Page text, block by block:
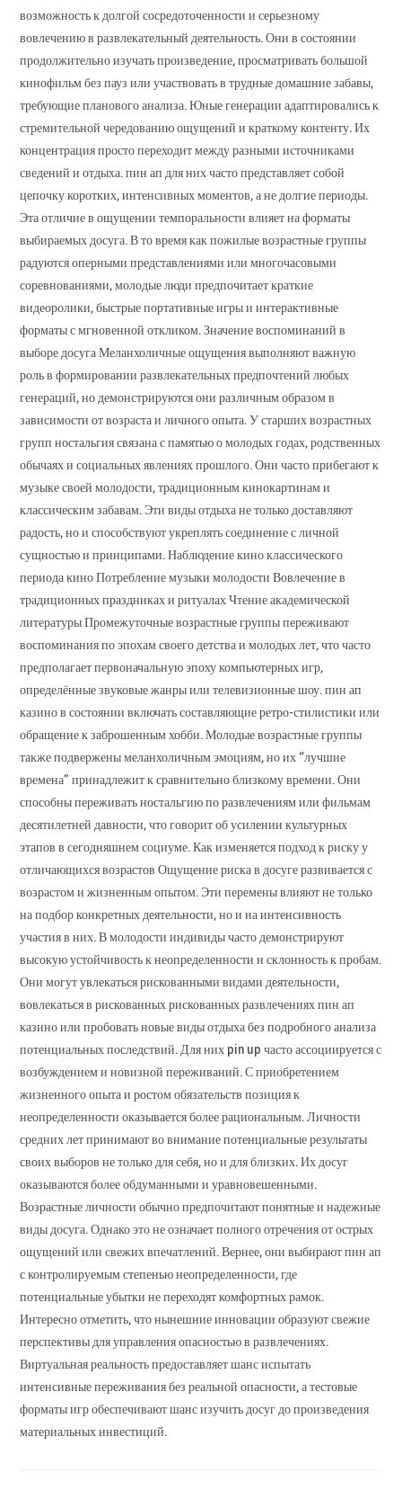
возможность к долгой сосредоточенности и серьезному
вовлечению в развлекательный деятельность. Они в состоянии
продолжительно изучать произведение, просматривать большой
кинофильм без пауз или участвовать в трудные домашние забавы,
требующие планового анализа. Юные генерации адаптировались к
стремительной чередованию ощущений и краткому контенту. Их
концентрация просто переходит между разными источниками
сведений и отдыха. пин ап для них часто представляет собой
цепочку коротких, интенсивных моментов, а не долгие периоды.
Эта отличие в ощущении темпоральности влияет на форматы
выбираемых досуга. В то время как пожилые возрастные группы
радуются оперными представлениями или многочасовыми
соревнованиями, молодые люди предпочитает краткие
видеоролики, быстрые портативные игры и интерактивные
форматы с мгновенной откликом. Значение воспоминаний в
выборе досуга Меланхоличные ощущения выполняют важную
роль в формировании развлекательных предпочтений любых
генераций, но демонстрируются они различным образом в
зависимости от возраста и личного опыта. У старших возрастных
групп ностальгия связана с памятью о молодых годах, родственных
обычаях и социальных явлениях прошлого. Они часто прибегают к
музыке своей молодости, традиционным кинокартинам и
классическим забавам. Эти виды отдыха не только доставляют
радость, но и способствуют укреплять соединение с личной
сущностью и принципами. Наблюдение кино классического
периода кино Потребление музыки молодости Вовлечение в
традиционных праздниках и ритуалах Чтение академической
литературы Промежуточные возрастные группы переживают
воспоминания по эпохам своего детства и молодых лет, что часто
предполагает первоначальную эпоху компьютерных игр,
определённые звуковые жанры или телевизионные шоу. пин ап
казино в состоянии включать составляющие ретро-стилистики или
обращение к заброшенным хобби. Молодые возрастные группы
также подвержены меланхоличным эмоциям, но их “лучшие
времена” принадлежит к сравнительно близкому времени. Они
способны переживать ностальгию по развлечениям или фильмам
десятилетней давности, что говорит об усилении культурных
этапов в сегодняшнем социуме. Как изменяется подход к риску у
отличающихся возрастов Ощущение риска в досуге развивается с
возрастом и жизненным опытом. Эти перемены влияют не только
на подбор конкретных деятельности, но и на интенсивность
участия в них. В молодости индивиды часто демонстрируют
высокую устойчивость к неопределенности и склонность к пробам.
Они могут увлекаться рискованными видами деятельности,
вовлекаться в рискованных рискованных развлечениях пин ап
казино или пробовать новые виды отдыха без подробного анализа
потенциальных последствий. Для них pin up часто ассоциируется с
возбуждением и новизной переживаний. С приобретением
жизненного опыта и ростом обязательств позиция к
неопределенности оказывается более рациональным. Личности
средних лет принимают во внимание потенциальные результаты
своих выборов не только для себя, но и для близких. Их досуг
оказываются более обдуманными и уравновешенными.
Возрастные личности обычно предпочитают понятные и надежные
виды досуга. Однако это не означает полного отречения от острых
ощущений или свежих впечатлений. Вернее, они выбирают пин ап
с контролируемым степенью неопределенности, где
потенциальные убытки не переходят комфортных рамок.
Интересно отметить, что нынешние инновации образуют свежие
перспективы для управления опасностью в развлечениях.
Виртуальная реальность предоставляет шанс испытать
интенсивные переживания без реальной опасности, а тестовые
форматы игр обеспечивают шанс изучить досуг до произведения
материальных инвестиций.